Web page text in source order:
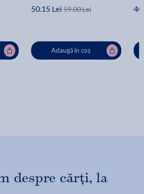
50.15 Lei 59.00 Lei
Adaugă în coș
despre cărți, la